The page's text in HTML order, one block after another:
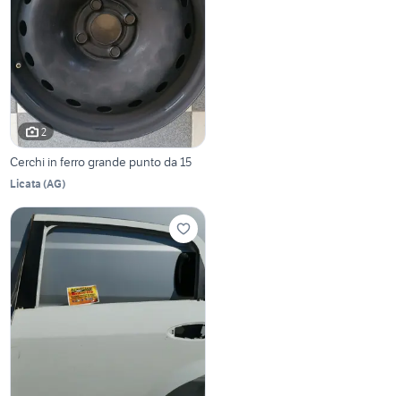
2
Cerchi in ferro grande punto da 15
Licata (AG)